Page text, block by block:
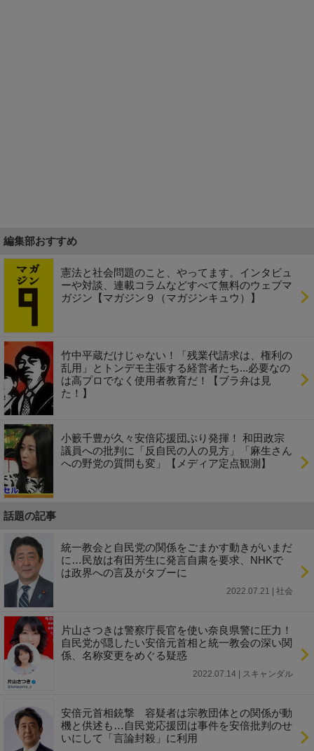
編集部おすすめ
憲法と社会問題のこと、やってます。インタビュ
ーや対談、連載コラムなどすべて無料のウェブマ
ガジン【マガジン９（マガジンキュウ）】
竹中平蔵だけじゃない！「残業代請求は、権利の
乱用」とトンデモ主張する経営者たち...必要なの
は高プロでなく使用者教育だ！【ブラ弁は見
た！】
小籔千豊が久々安倍応援団ぶり発揮！ 和田政宗
議員への批判に「反自民の人の見方」「麻生さん
への野党の質問も変」【メディア定点観測】
話題の記事
統一教会と自民党の関係をごまかす動きがいまだ
に…民放は有田芳生に発言自粛を要求、NHKで
は政界への言及がタブーに
2022.07.21 | 社会
片山さつきは警察庁長官を使い奈良県警に圧力！
自民党が隠したい安倍元首相と統一教会の深い関
係、名称変更をめぐる疑惑
2022.07.14 | スキャンダル
安倍元首相銃撃 容疑者は宗教団体との関係が動
機と供述も…自民党応援団は事件を安倍批判のせ
いにして「言論封殺」に利用